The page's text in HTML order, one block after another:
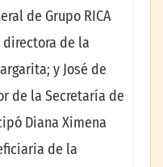
de Grupo RICA
directora de la
y José de
de la Secretaría de
Diana Ximena
de la